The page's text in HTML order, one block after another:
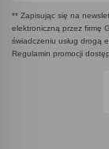
** Zapisując się na
elektroniczną przez firmę
świadczeniu usług drogą
Regulamin promocji